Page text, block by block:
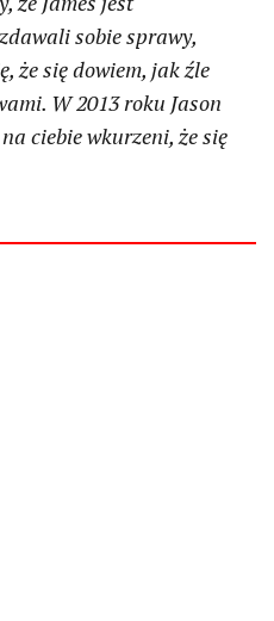
sobie sprawy,
że się dowiem, jak źle
W 2013 roku Jason
ciebie wkurzeni, że się